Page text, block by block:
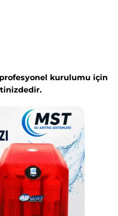
profesyonel kurulumu için